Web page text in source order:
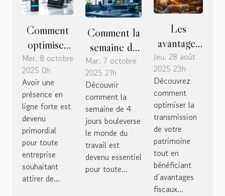
Comment
optimiser
votre profil
d'entreprise
en ligne
pour une
visibilité
maximale ?
Mer. 8 octobre
2025 0h
Avoir une
présence en
ligne forte est
devenu
primordial
pour toute
entreprise
souhaitant
attirer de...
Comment la
semaine de
4 jours
influence-t-
elle la
productivité?
Mar. 7 octobre
2025 21h
Découvrir
comment la
semaine de 4
jours bouleverse
le monde du
travail est
devenu essentiel
pour toute...
Les
avantages
fiscaux de
la donation
à ses
enfants
expliqués
Jeu. 28 août
2025 23h
Découvrez
comment
optimiser la
transmission
de votre
patrimoine
tout en
bénéficiant
d’avantages
fiscaux...